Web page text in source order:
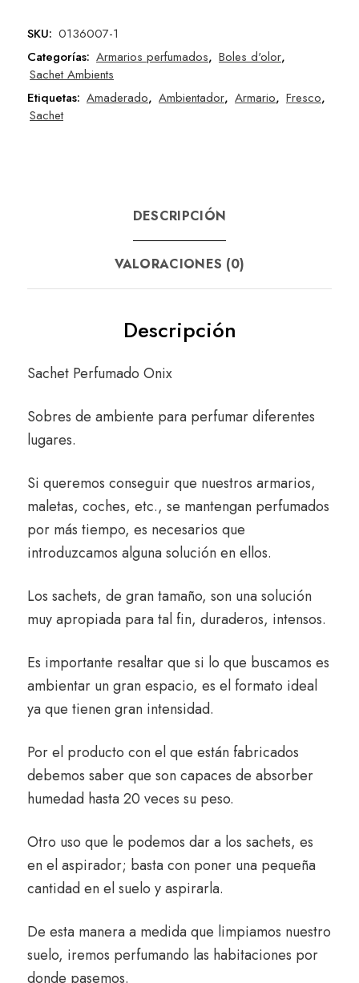
SKU: 0136007-1
Categorías: Armarios perfumados, Boles d'olor,
Sachet Ambients
Etiquetas: Amaderado, Ambientador, Armario, Fresco,
Sachet
DESCRIPCIÓN
VALORACIONES (0)
Descripción
Sachet Perfumado Onix
Sobres de ambiente para perfumar diferentes
lugares.
Si queremos conseguir que nuestros armarios,
maletas, coches, etc., se mantengan perfumados
por más tiempo, es necesarios que
introduzcamos alguna solución en ellos.
Los sachets, de gran tamaño, son una solución
muy apropiada para tal fin, duraderos, intensos.
Es importante resaltar que si lo que buscamos es
ambientar un gran espacio, es el formato ideal
ya que tienen gran intensidad.
Por el producto con el que están fabricados
debemos saber que son capaces de absorber
humedad hasta 20 veces su peso.
Otro uso que le podemos dar a los sachets, es
en el aspirador; basta con poner una pequeña
cantidad en el suelo y aspirarla.
De esta manera a medida que limpiamos nuestro
suelo, iremos perfumando las habitaciones por
donde pasemos.